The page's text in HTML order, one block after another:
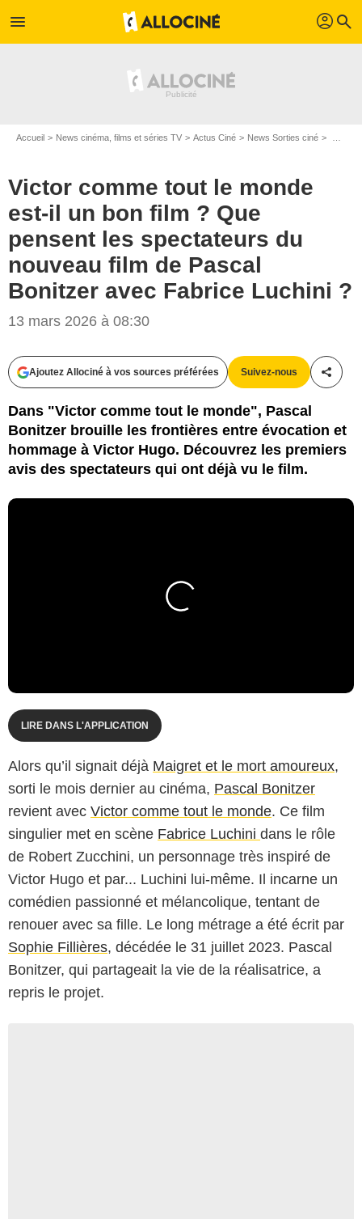
menu profil search
Accueil News cinéma, films et séries TV Actus Ciné News Sorties ciné
Victor comme tout le monde
est-il un bon film ? Que
pensent les spectateurs du
nouveau film de Pascal
Bonitzer avec Fabrice Luchini ?
13 mars 2026 à 08:30
Ajoutez Allociné à vos sources préférées Suivez-nous
Dans "Victor comme tout le monde", Pascal
Bonitzer brouille les frontières entre évocation et
hommage à Victor Hugo. Découvrez les premiers
avis des spectateurs qui ont déjà vu le film.
LIRE DANS L'APPLICATION
Alors qu’il signait déjà Maigret et le mort amoureux,
sorti le mois dernier au cinéma, Pascal Bonitzer
revient avec Victor comme tout le monde. Ce film
singulier met en scène Fabrice Luchini dans le rôle
de Robert Zucchini, un personnage très inspiré de
Victor Hugo et par... Luchini lui-même. Il incarne un
comédien passionné et mélancolique, tentant de
renouer avec sa fille. Le long métrage a été écrit par
Sophie Fillières, décédée le 31 juillet 2023. Pascal
Bonitzer, qui partageait la vie de la réalisatrice, a
repris le projet.